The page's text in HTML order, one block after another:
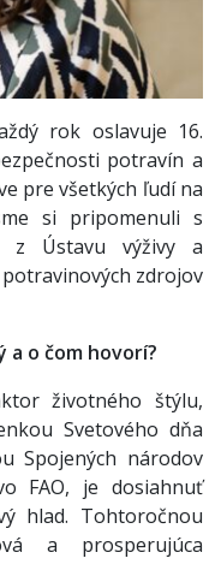
rok oslavuje 16.
potravín a
pre všetkých ľudí na
si pripomenuli s
z Ústavu výživy a
zdrojov
o čom hovorí?
životného štýlu,
Svetového dňa
Spojených národov
FAO, je dosiahnuť
hlad. Tohtoročnou
a prosperujúca